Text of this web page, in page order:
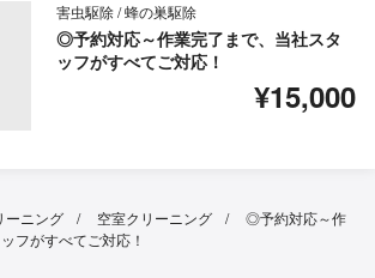
害虫駆除 / 蜂の巣駆除
◎予約対応～作業完了まで、当社スタ
ッフがすべてご対応！
¥15,000
ーニング 空室クリーニング
◎予約対応～作
フがすべてご対応！